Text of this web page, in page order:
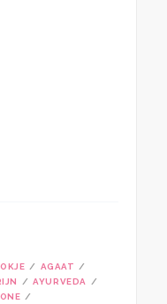
AGAAT
AYURVEDA